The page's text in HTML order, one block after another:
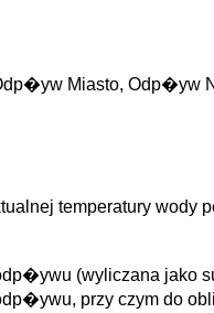
Miasto, Odp�yw
temperatury wody
(wyliczana jako
przy czym do